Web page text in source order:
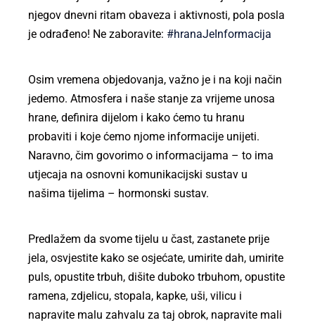
njegov dnevni ritam obaveza i aktivnosti, pola posla
je odrađeno! Ne zaboravite: #hranaJeInformacija
Osim vremena objedovanja, važno je i na koji način
jedemo. Atmosfera i naše stanje za vrijeme unosa
hrane, definira dijelom i kako ćemo tu hranu
probaviti i koje ćemo njome informacije unijeti.
Naravno, čim govorimo o informacijama – to ima
utjecaja na osnovni komunikacijski sustav u
našima tijelima – hormonski sustav.
Predlažem da svome tijelu u čast, zastanete prije
jela, osvjestite kako se osjećate, umirite dah, umirite
puls, opustite trbuh, dišite duboko trbuhom, opustite
ramena, zdjelicu, stopala, kapke, uši, vilicu i
napravite malu zahvalu za taj obrok, napravite mali